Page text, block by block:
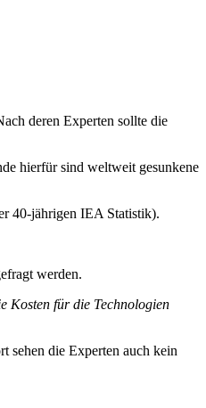
deren Experten sollte die
hierfür sind weltweit gesunkene
40-jährigen IEA Statistik).
werden.
Kosten für die Technologien
sehen die Experten auch kein